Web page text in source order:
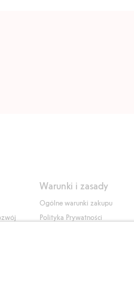
Warunki i zasady
Ogólne warunki zakupu
Polityka Prywatności